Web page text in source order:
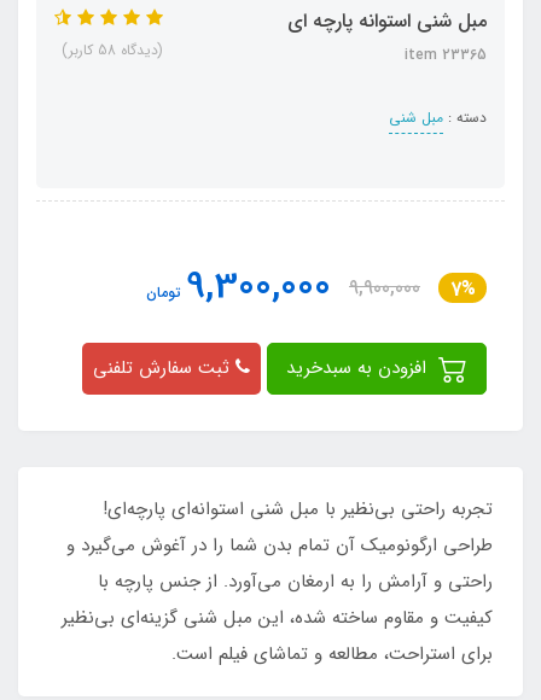
مبل شنی استوانه پارچه ای
item 23365
دسته : مبل شنی
(دیدگاه 58 کاربر)
7%
9,900,000
9,300,000 تومان
ثبت سفارش تلفنی
تجربه راحتی بی‌نظیر با مبل شنی استوانه‌ای پارچه‌ای!
طراحی ارگونومیک آن تمام بدن شما را در آغوش می‌گیرد و
راحتی و آرامش را به ارمغان می‌آورد. از جنس پارچه با
کیفیت و مقاوم ساخته شده، این مبل شنی گزینه‌ای بی‌نظیر
برای استراحت، مطالعه و تماشای فیلم است.